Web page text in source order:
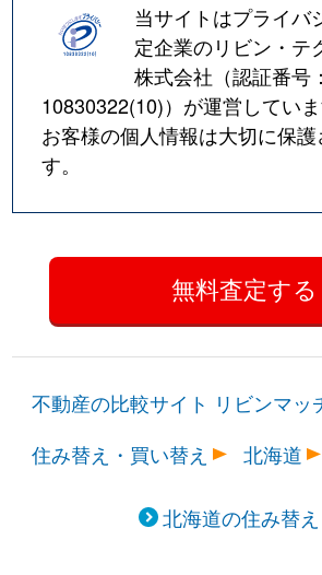
当サイトはプライバ
定企業のリビン・テ
株式会社（認証番号：
10830322(10)）が運営していま
お客様の個人情報は大切に保護
す。
不動産の比較サイト リビンマッ
住み替え・買い替え
北海道
北海道の住み替